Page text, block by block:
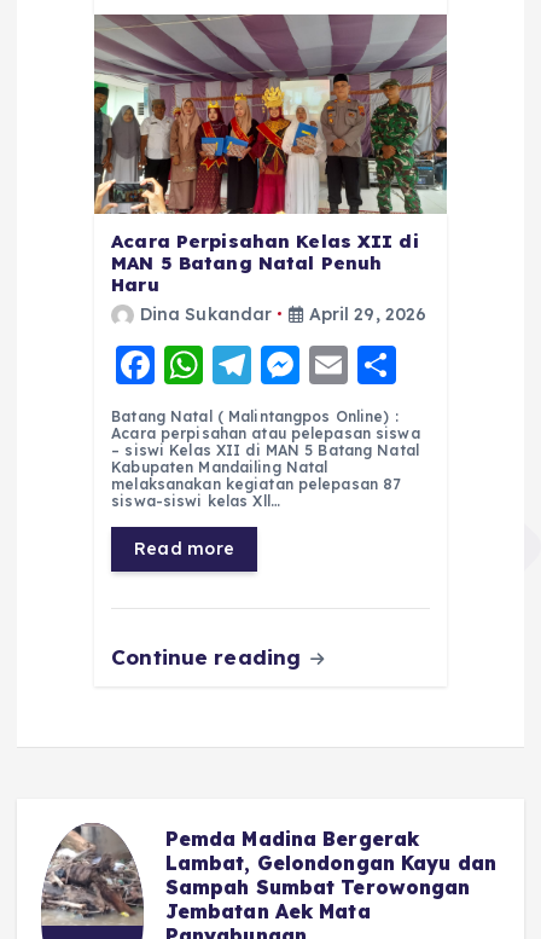
Acara Perpisahan Kelas XII di
MAN 5 Batang Natal Penuh
Haru
Dina Sukandar April 29, 2026
F
a
c
e
b
o
o
k
W
h
a
ts
A
p
p
T
el
e
g
r
a
m
M
e
ss
e
er
E
m
ai
l
h
a
re
Batang Natal ( Malintangpos Online) :
Acara perpisahan atau pelepasan siswa
– siswi Kelas XII di MAN 5 Batang Natal
Kabupaten Mandailing Natal
melaksanakan kegiatan pelepasan 87
siswa-siswi kelas Xll…
Read more
Continue reading
Pemda Madina Bergerak
Lambat, Gelondongan Kayu dan
Sampah Sumbat Terowongan
Jembatan Aek Mata